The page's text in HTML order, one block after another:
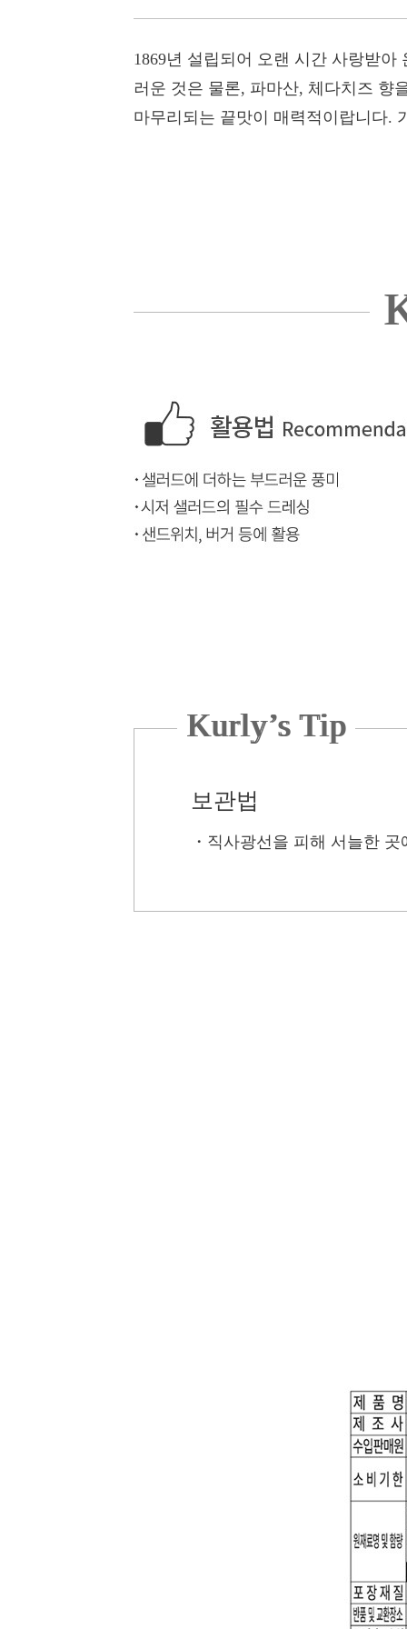
1869년 설립되어 오랜 시간 사랑받
러운 것은 물론, 파마산, 체다치즈 향
마무리되는 끝맛이 매력적이랍니다.
Kurly’s Tip
보관법
・ 직사광선을 피해 서늘한